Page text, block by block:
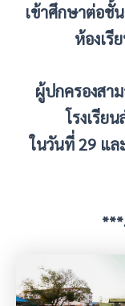
เข้าศึกษาต่อชั้
ห้องเรี
ผู้ปกครองสา
โรงเรีย
ในวันที่ 29 แล
***